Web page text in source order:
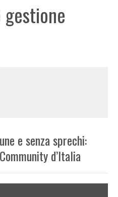
e senza sprechi:
d’Italia